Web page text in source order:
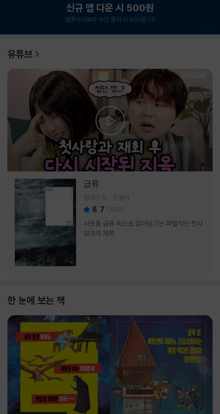
신규 앱 다운 시 500원
앱푸시/SMS 수신 동의 시 600원 더!
유튜브
급류
정대건 저 민음사
8.7 (700)
서로를 급류 속으로 끌어당기는 파멸적인 첫사
랑과의 재회
한 눈에 보는 책